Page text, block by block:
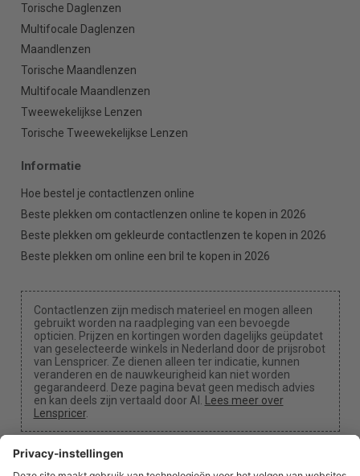
Torische Daglenzen
Multifocale Daglenzen
Maandlenzen
Torische Maandlenzen
Multifocale Maandlenzen
Tweewekelijkse Lenzen
Torische Tweewekelijkse Lenzen
Informatie
Hoe bestel je contactlenzen online
Beste plekken om contactlenzen online te kopen in 2026
Beste plekken om gekleurde contactlenzen te kopen in 2026
Beste plekken om online een bril te kopen in 2026
Contactlenzen zijn medisch materieel en mogen alleen
gebruikt worden na raadpleging van een bevoegde
opticien. Prijzen en kortingen worden dagelijks geüpdatet
van geselecteerde winkels in Nederland door de prijsrobot
van Lenspricer. Ze dienen alleen ter indicatie, kunnen
veranderen en de nauwkeurigheid kan niet worden
gegarandeerd. Deze pagina bevat geen medisch advies
en kan deels zijn vertaald door AI. Lees meer over
Lenspricer.